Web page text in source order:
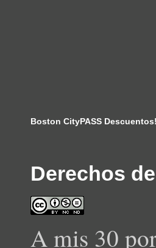
Boston CityPASS Descuentos!
Derechos
A mis 30